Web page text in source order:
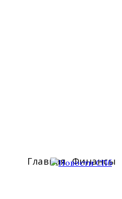
Главная Финансы